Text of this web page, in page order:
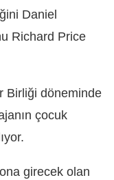
Daniel
Richard Price
Birliği döneminde
çocuk
girecek olan